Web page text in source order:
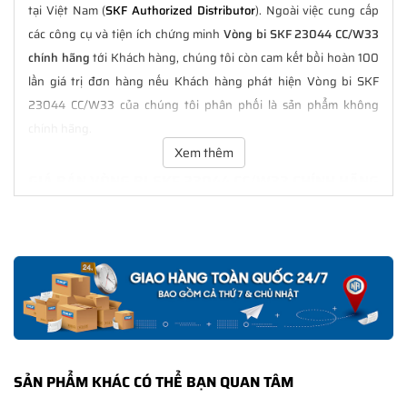
tại Việt Nam (SKF Authorized Distributor). Ngoài việc cung cấp
các công cụ và tiện ích chứng minh Vòng bi SKF 23044 CC/W33
chính hãngtới Khách hàng, chúng tôi còn cam kết bồi hoàn 100
lần giá trị đơn hàng nếu Khách hàng phát hiện Vòng bi SKF
23044 CC/W33 của chúng tôi phân phối là sản phẩm không
LUÔN TỐT NHẤT
bán hàng. Chúng tôi cam kết luôn đồng hành cùng Khách hàng
trong suốt quá trình sử dụng các sản phẩm SKF chính hãng.
Tất cả các sản phẩm SKF chính hãng do SKF Ngọc Anh
Xem thêm
SẢN PHẨM KHÁC CÓ THỂ BẠN QUAN TÂM